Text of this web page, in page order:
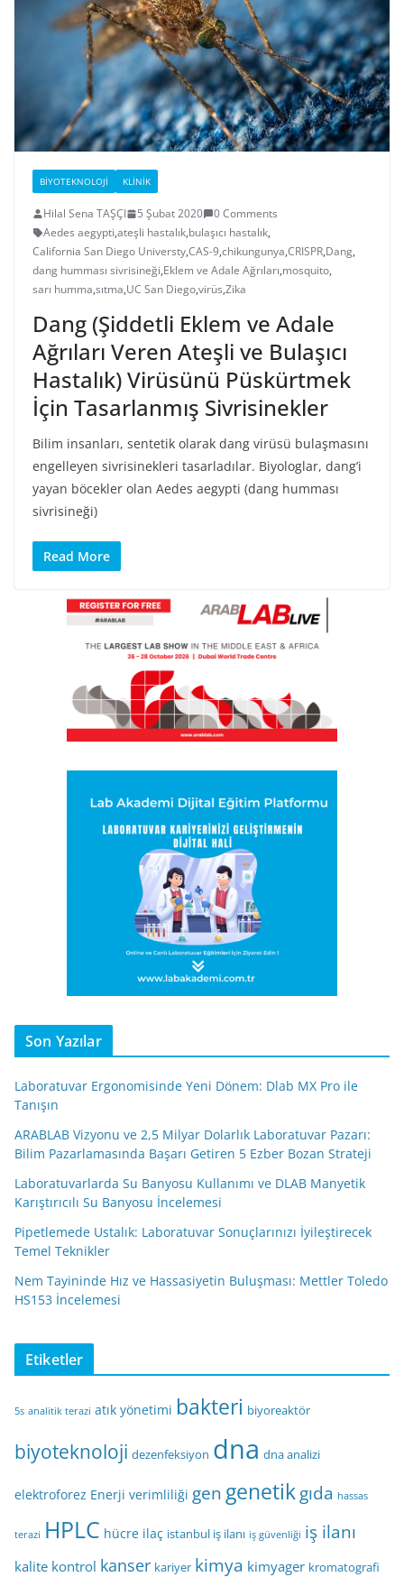
BIYOTEKNOLOJI KLINIK
Hilal Sena TAŞÇI 5 Şubat 2020
0 Comments
Aedes aegypti,ateşli hastalık,bulaşıcı hastalık,
California San Diego Universty,CAS-9,chikungunya,CRISPR,Dang,
dang humması sivrisineği,Eklem ve Adale Ağrıları,mosquito,
sarı humma,sıtma,UC San Diego,virüs,Zika
Dang (Şiddetli Eklem ve Adale
Ağrıları Veren Ateşli ve Bulaşıcı
Hastalık) Virüsünü Püskürtmek
İçin Tasarlanmış Sivrisinekler
Bilim insanları, sentetik olarak dang virüsü bulaşmasını
engelleyen sivrisinekleri tasarladılar. Biyologlar, dang’i
yayan böcekler olan Aedes aegypti (dang humması
sivrisineği)
Read More
Son Yazılar
Laboratuvar Ergonomisinde Yeni Dönem: Dlab MX Pro ile
Tanışın
ARABLAB Vizyonu ve 2,5 Milyar Dolarlık Laboratuvar Pazarı:
Bilim Pazarlamasında Başarı Getiren 5 Ezber Bozan Strateji
Laboratuvarlarda Su Banyosu Kullanımı ve DLAB Manyetik
Karıştırıcılı Su Banyosu İncelemesi
Pipetlemede Ustalık: Laboratuvar Sonuçlarınızı İyileştirecek
Temel Teknikler
Nem Tayininde Hız ve Hassasiyetin Buluşması: Mettler Toledo
HS153 İncelemesi
Etiketler
5s analitik terazi atık yönetimi bakteri biyoreaktör
biyoteknoloji dezenfeksiyon dna dna analizi
elektroforez Enerji verimliliği gen genetikgıda hassas
terazi HPLC hücre ilaç istanbul iş ilanı iş güvenliği iş ilanı
kalite kontrol kanser kariyer kimya kimyager kromatografi